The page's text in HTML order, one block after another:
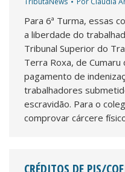
Para 6ª Turma, essas
a liberdade do
Tribunal Superior do
Terra Roxa, de
pagamento de
trabalhadores
escravidão. Para o
comprovar cárcere
CRÉDITOS DE PIS/